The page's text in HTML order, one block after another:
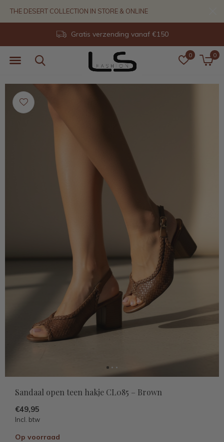
0 0
14 dagen retour
THE DESERT COLLECTION IN STORE & ONLINE
Sandaal open teen hakje CL085 – Brown
€49,95
Incl. btw
Op voorraad